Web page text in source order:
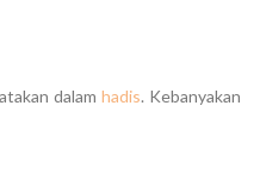
dalam hadis. Kebanyakan